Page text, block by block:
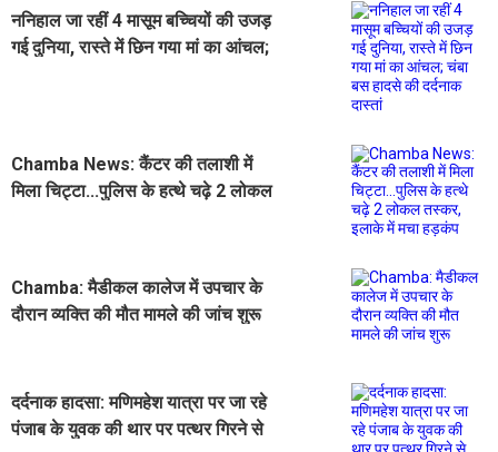
ननिहाल जा रहीं 4 मासूम बच्चियों की उजड़
गई दुनिया, रास्ते में छिन गया मां का आंचल;
Chamba News: कैंटर की तलाशी में
मिला चिट्टा...पुलिस के हत्थे चढ़े 2 लोकल
​Chamba: मैडीकल कालेज में उपचार के
दौरान व्यक्ति की मौत मामले की जांच शुरू
दर्दनाक हादसा: मणिमहेश यात्रा पर जा रहे
पंजाब के युवक की थार पर पत्थर गिरने से